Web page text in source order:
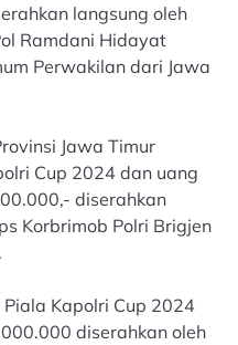
langsung oleh
Ramdani Hidayat
Perwakilan dari Jawa
Jawa Timur
Cup 2024 dan uang
diserahkan
Korbrimob Polri Brigjen
Piala Kapolri Cup 2024
diserahkan oleh